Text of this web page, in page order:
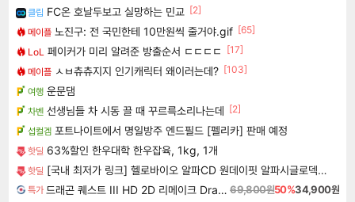
클립 FC온 호날두보고 실망하는 민교 [2]
메이플 노진구: 전 국민한테 10만원씩 줄거야.gif [65]
LoL 페이커가 미리 알려준 방출순서 ㄷㄷㄷㄷ
[17]
메이플 ㅅㅂ츄츄지지 인기캐릭터 왜이러는데? [103]
여행 운문댐
차벤 선생님들 차 시동 끌 때 꾸르륵소리나는데 [2]
섭컬겜 포트나이트에서 명일방주 엔드필드 [펠리카] 판매 예정
핫딜 63%할인 한우대학 한우잡육, 1kg, 1개
핫딜 [국내 최저가 링크] 헬로바이오 알파CD 원데이핏 알파시글로덱스트린, 3g, 14포, 12개
특가 드래곤 퀘스트 III HD 2D 리메이크 Dragon Quest III HD 2D Remake 69,800원50%34,900원